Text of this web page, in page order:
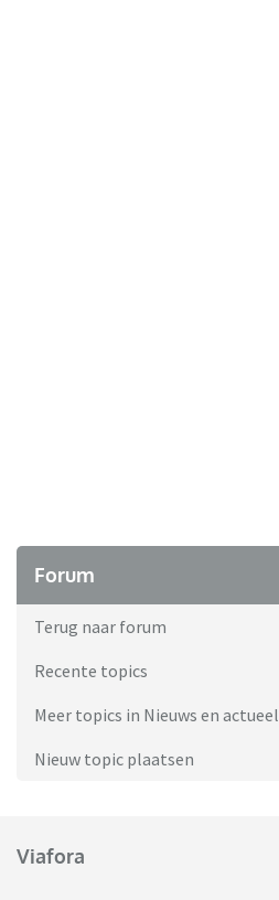
Forum
Terug naar forum
Recente topics
Meer topics in Nieuws en actueel
Nieuw topic plaatsen
Viafora